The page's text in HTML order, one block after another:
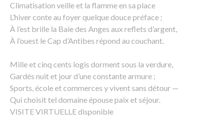
Climatisation veille et la flamme en sa place
L’hiver conte au foyer quelque douce préface ;
À l’est brille la Baie des Anges aux reflets d’argent,
À l’ouest le Cap d’Antibes répond au couchant.
Mille et cinq cents logis dorment sous la verdure,
Gardés nuit et jour d’une constante armure ;
Sports, école et commerces y vivent sans détour —
Qui choisit tel domaine épouse paix et séjour.
VISITE VIRTUELLE disponible